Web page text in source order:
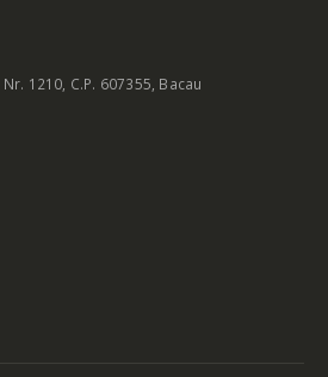
1210, C.P. 607355, Bacau